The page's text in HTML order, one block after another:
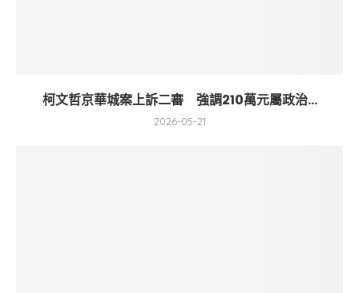
柯文哲京華城案上訴二審 強調210萬元屬政治...
2026-05-21